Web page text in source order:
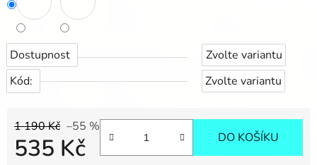
Dostupnost
Zvolte variantu
Kód:
Zvolte variantu
1 190 Kč –55 %
535 Kč DO KOŠÍKU